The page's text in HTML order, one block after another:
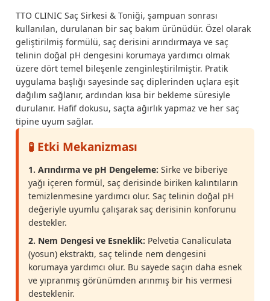
TTO CLINIC Saç Sirkesi & Toniği, şampuan sonrası
kullanılan, durulanan bir saç bakım ürünüdür. Özel olarak
geliştirilmiş formülü, saç derisini arındırmaya ve saç
telinin doğal pH dengesini korumaya yardımcı olmak
üzere dört temel bileşenle zenginleştirilmiştir. Pratik
uygulama başlığı sayesinde saç diplerinden uçlara eşit
dağılım sağlanır, ardından kısa bir bekleme süresiyle
durulanır. Hafif dokusu, saçta ağırlık yapmaz ve her saç
tipine uyum sağlar.
🧪 Etki Mekanizması
1. Arındırma ve pH Dengeleme: Sirke ve biberiye
yağı içeren formül, saç derisinde biriken kalıntıların
temizlenmesine yardımcı olur. Saç telinin doğal pH
değeriyle uyumlu çalışarak saç derisinin konforunu
destekler.
2. Nem Dengesi ve Esneklik: Pelvetia Canaliculata
(yosun) ekstraktı, saç telinde nem dengesini
korumaya yardımcı olur. Bu sayede saçın daha esnek
ve yıpranmış görünümden arınmış bir his vermesi
desteklenir.